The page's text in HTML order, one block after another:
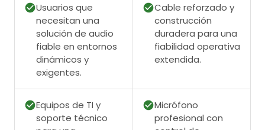
Usuarios que
necesitan una
solución de audio
fiable en entornos
dinámicos y
exigentes.
Cable reforzado y
construcción
duradera para una
fiabilidad operativa
extendida.
Equipos de TI y
soporte técnico
Micrófono
profesional con